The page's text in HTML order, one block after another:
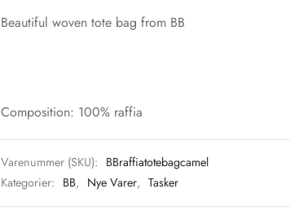
Beautiful woven tote bag from BB
Composition: 100% raffia
Varenummer (SKU): BBraffiatotebagcamel
Kategorier: BB, Nye Varer, Tasker